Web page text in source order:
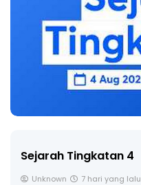
Sejarah Tingkatan 4
Unknown 7 hari yang lalu